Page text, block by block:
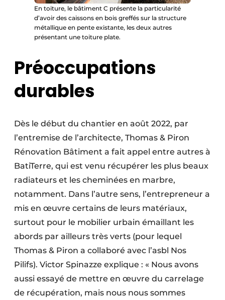
En toiture, le bâtiment C présente la particularité
d’avoir des caissons en bois greffés sur la structure
métallique en pente existante, les deux autres
présentant une toiture plate.
Préoccupations
durables
Dès le début du chantier en août 2022, par
l’entremise de l’architecte, Thomas & Piron
Rénovation Bâtiment a fait appel entre autres à
BatiTerre, qui est venu récupérer les plus beaux
radiateurs et les cheminées en marbre,
notamment. Dans l’autre sens, l’entrepreneur a
mis en œuvre certains de leurs matériaux,
surtout pour le mobilier urbain émaillant les
abords par ailleurs très verts (pour lequel
Thomas & Piron a collaboré avec l’asbl Nos
Pilifs). Victor Spinazze explique : « Nous avons
aussi essayé de mettre en œuvre du carrelage
de récupération, mais nous nous sommes